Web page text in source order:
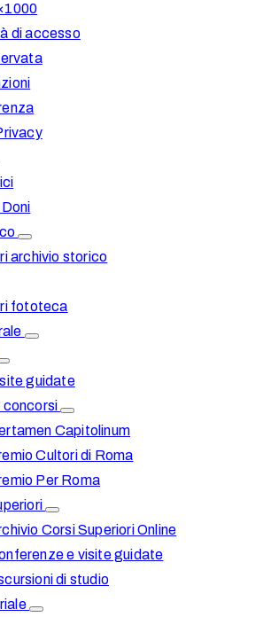
di accesso
archivio storico
fototeca
guidate
concorsi
Capitolinum
Cultori di Roma
Per Roma
Corsi Superiori Online
e visite guidate
di studio